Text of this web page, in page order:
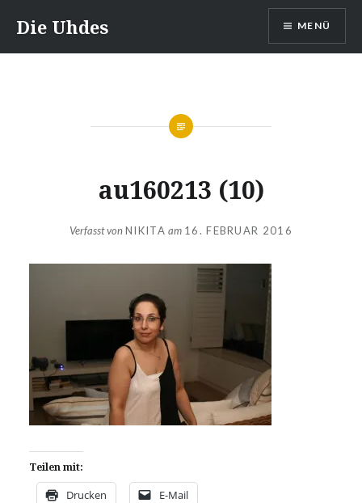
Inhalt
springen
Die Uhdes MENÜ
au160213 (10)
Verfasst vonNIKITA am 16. FEBRUAR 2016
Teilen mit:
Drucken E-Mail